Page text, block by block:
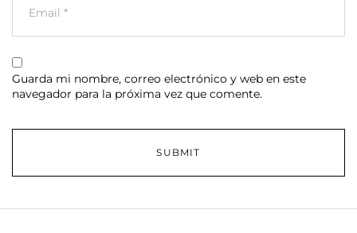
Guarda mi nombre, correo electrónico y web en este
navegador para la próxima vez que comente.